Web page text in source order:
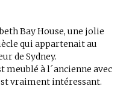
Bay House, une jolie
qui appartenait au
de Sydney.
meublé à l´ancienne avec
vraiment intéressant.